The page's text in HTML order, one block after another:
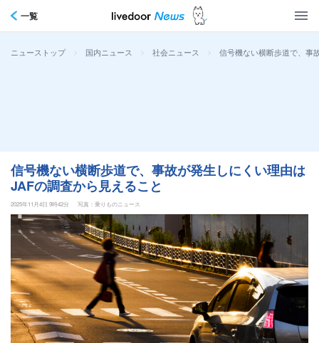
一覧
ニューストップ > 国内ニュース > 社会ニュース > 信号機ない横断歩道で、事
信号機ない横断歩道で、事故が発生しにくい理由は
JAFの調査から見えること
2025年11月4日 9時42分 写真：乗りものニュース